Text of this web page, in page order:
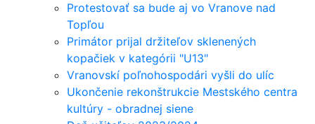
Protestovať sa bude aj vo Vranove nad
Topľou
Primátor prijal držiteľov sklenených
kopačiek v kategórii "U13"
Vranovskí poľnohospodári vyšli do ulíc
Ukončenie rekonštrukcie Mestského centra
kultúry - obradnej siene